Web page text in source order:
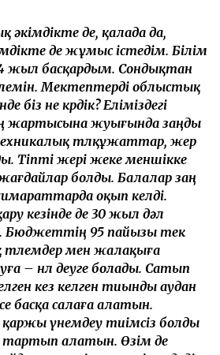
әкімдікте де, қалада да,
де жұмыс істедім. Білім
жыл басқардым. Сондықтан
Мектептерді облыстық
біз не көрдік? Еліміздегі
жартысына жуығында заңды
төлқұжаттар, жер
Тіпті жері жеке меншікке
болды. Балалар заң
оқып келді.
кезінде де 30 жыл дәл
Бюджеттің 95 пайызы тек
мен жалақыға
– нөл деуге болады. Сатып
кез келген тиынды аудан
басқа салаға алатын.
үнемдеу тиімсіз болды
тартып алатын. Өзім де